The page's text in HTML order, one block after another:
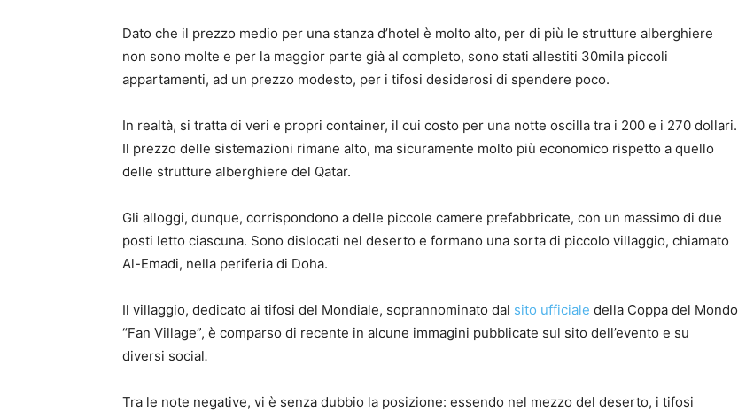
Dato che il prezzo medio per una stanza d’hotel è molto alto, per di più le strutture alberghiere
non sono molte e per la maggior parte già al completo, sono stati allestiti 30mila piccoli
appartamenti, ad un prezzo modesto, per i tifosi desiderosi di spendere poco.
In realtà, si tratta di veri e propri container, il cui costo per una notte oscilla tra i 200 e i 270 dollari.
Il prezzo delle sistemazioni rimane alto, ma sicuramente molto più economico rispetto a quello
delle strutture alberghiere del Qatar.
Gli alloggi, dunque, corrispondono a delle piccole camere prefabbricate, con un massimo di due
posti letto ciascuna. Sono dislocati nel deserto e formano una sorta di piccolo villaggio, chiamato
Al-Emadi, nella periferia di Doha.
Il villaggio, dedicato ai tifosi del Mondiale, soprannominato dal sito ufficiale della Coppa del Mondo
“Fan Village”, è comparso di recente in alcune immagini pubblicate sul sito dell’evento e su
diversi social.
Tra le note negative, vi è senza dubbio la posizione: essendo nel mezzo del deserto, i tifosi